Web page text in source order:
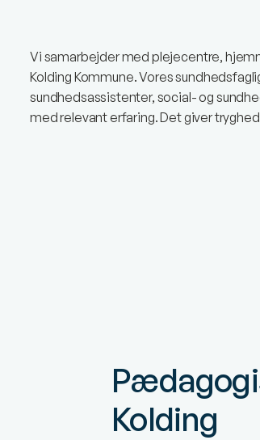
Vi samarbejder med plejecentre,
Kolding Kommune. Vores
sundhedsassistenter, social- og
med relevant erfaring. Det giver
Kolding